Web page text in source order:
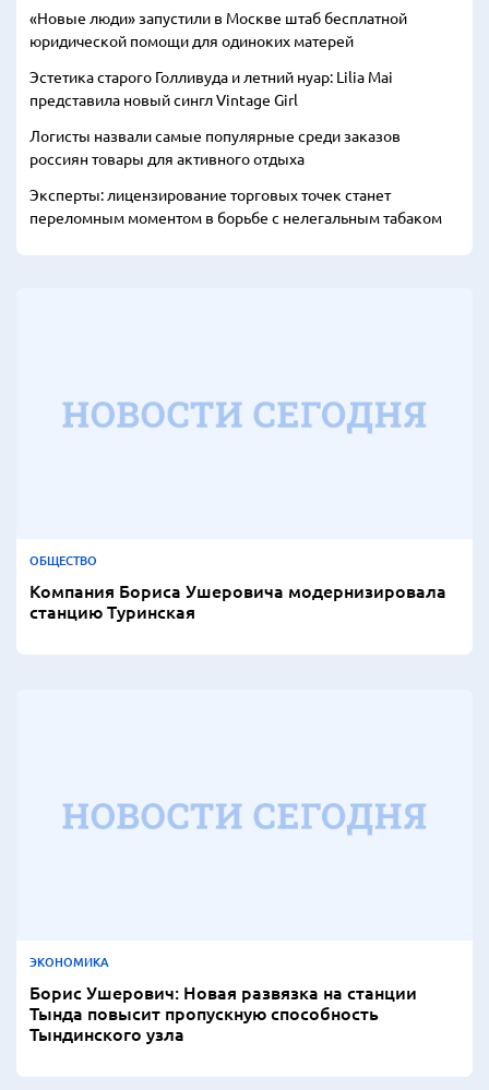
«Новые люди» запустили в Москве штаб бесплатной
юридической помощи для одиноких матерей
Эстетика старого Голливуда и летний нуар: Lilia Mai
представила новый сингл Vintage Girl
Логисты назвали самые популярные среди заказов
россиян товары для активного отдыха
Эксперты: лицензирование торговых точек станет
переломным моментом в борьбе с нелегальным табаком
ОБЩЕСТВО
Компания Бориса Ушеровича модернизировала
станцию Туринская
ЭКОНОМИКА
Борис Ушерович: Новая развязка на станции
Тында повысит пропускную способность
Тындинского узла